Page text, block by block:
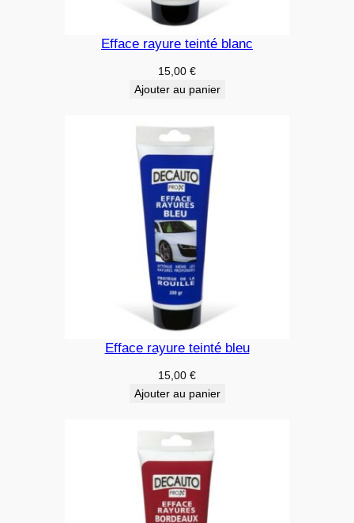
Efface rayure teinté blanc
15,00 €
Ajouter au panier
Efface rayure teinté bleu
15,00 €
Ajouter au panier